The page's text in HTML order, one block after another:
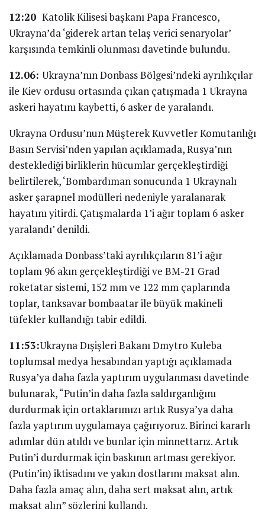
12:20 Katolik Kilisesi başkanı Papa Francesco,
Ukrayna’da ‘giderek artan telaş verici senaryolar’
karşısında temkinli olunması davetinde bulundu.
12.06: Ukrayna’nın Donbass Bölgesi’ndeki ayrılıkçılar
ile Kiev ordusu ortasında çıkan çatışmada 1 Ukrayna
askeri hayatını kaybetti, 6 asker de yaralandı.
Ukrayna Ordusu’nun Müşterek Kuvvetler Komutanlığı
Basın Servisi’nden yapılan açıklamada, Rusya’nın
desteklediği birliklerin hücumlar gerçekleştirdiği
belirtilerek, ‘Bombardıman sonucunda 1 Ukraynalı
asker şarapnel modülleri nedeniyle yaralanarak
hayatını yitirdi. Çatışmalarda 1’i ağır toplam 6 asker
yaralandı’ denildi.
Açıklamada Donbass’taki ayrılıkçıların 81’i ağır
toplam 96 akın gerçekleştirdiği ve BM-21 Grad
roketatar sistemi, 152 mm ve 122 mm çaplarında
toplar, tanksavar bombaatar ile büyük makineli
tüfekler kullandığı tabir edildi.
11:53:Ukrayna Dışişleri Bakanı Dmytro Kuleba
toplumsal medya hesabından yaptığı açıklamada
Rusya’ya daha fazla yaptırım uygulanması davetinde
bulunarak, “Putin’in daha fazla saldırganlığını
durdurmak için ortaklarımızı artık Rusya’ya daha
fazla yaptırım uygulamaya çağırıyoruz. Birinci kararlı
adımlar dün atıldı ve bunlar için minnettarız. Artık
Putin’i durdurmak için baskının artması gerekiyor.
(Putin’in) iktisadını ve yakın dostlarını maksat alın.
Daha fazla amaç alın, daha sert maksat alın, artık
maksat alın” sözlerini kullandı.